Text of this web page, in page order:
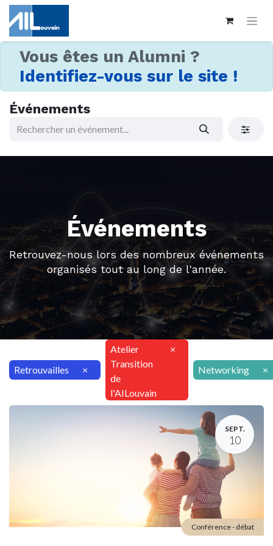
Vous êtes un Alumni ?
Identifiez-vous sur le site !
Événements
Événements
Retrouvez-nous lors des nombreux événements
organisés tout au long de l'année.
Retrouvailles ×
Atelier
Transition
de
l'AILouvain
×
Networking
×
SEPT.
10
Conférence - débat